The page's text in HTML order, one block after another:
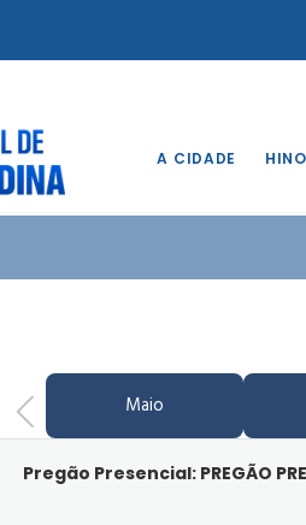
A CIDADE HINO
Maio
Pregão Presencial: PREGÃO